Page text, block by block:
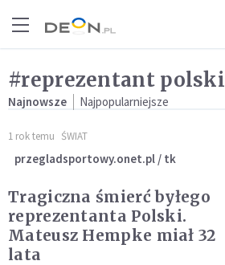
#reprezentant polski
Najnowsze Najpopularniejsze
1 rok temu ŚWIAT
przegladsportowy.onet.pl / tk
Tragiczna śmierć byłego
reprezentanta Polski.
Mateusz Hempke miał 32
lata